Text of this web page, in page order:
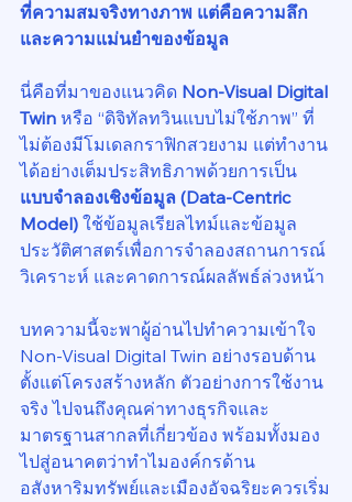
ที่ความสมจริงทางภาพ แต่คือความลึก
และความแม่นยำของข้อมูล
นี่คือที่มาของแนวคิด Non-Visual Digital
Twin หรือ “ดิจิทัลทวินแบบไม่ใช้ภาพ” ที่
ไม่ต้องมีโมเดลกราฟิกสวยงาม แต่ทำงาน
ได้อย่างเต็มประสิทธิภาพด้วยการเป็น
แบบจำลองเชิงข้อมูล (Data-Centric
Model) ใช้ข้อมูลเรียลไทม์และข้อมูล
ประวัติศาสตร์เพื่อการจำลองสถานการณ์
วิเคราะห์ และคาดการณ์ผลลัพธ์ล่วงหน้า
บทความนี้จะพาผู้อ่านไปทำความเข้าใจ
Non-Visual Digital Twin อย่างรอบด้าน
ตั้งแต่โครงสร้างหลัก ตัวอย่างการใช้งาน
จริง ไปจนถึงคุณค่าทางธุรกิจและ
มาตรฐานสากลที่เกี่ยวข้อง พร้อมทั้งมอง
ไปสู่อนาคตว่าทำไมองค์กรด้าน
อสังหาริมทรัพย์และเมืองอัจฉริยะควรเริ่ม